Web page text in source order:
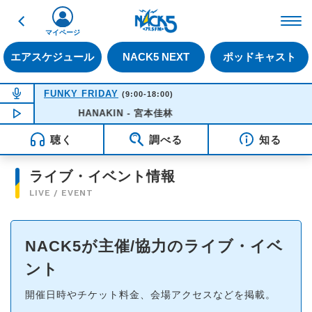
戻る
エアスケジュール NACK5 NEXT ポッドキャスト
マイページ
NOW ON AIR
FUNKY FRIDAY (9:00-18:00)
NOW PLAYING09:19
HANAKIN - 宮本佳林
聴く 調べる 知る
ライブ・イベント情報
LIVE / EVENT
NACK5が主催/協力のライブ・イベ
ント
開催日時やチケット料金、会場アクセスなどを掲載。